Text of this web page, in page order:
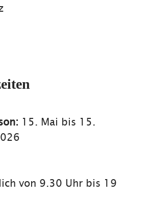
15. Mai bis 15.
von 9.30 Uhr bis 19